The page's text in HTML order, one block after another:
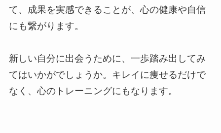
て、成果を実感できることが、心の健康や自信
にも繋がります。
新しい自分に出会うために、一歩踏み出してみ
てはいかがでしょうか。キレイに痩せるだけで
なく、心のトレーニングにもなります。